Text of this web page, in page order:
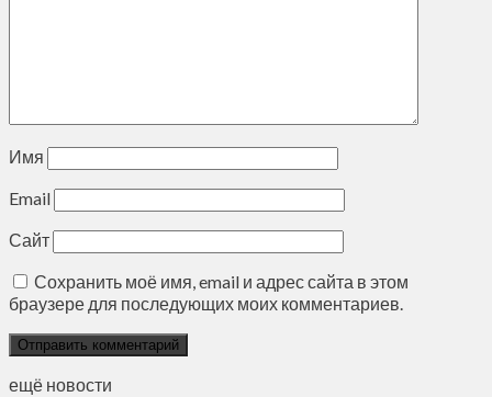
Имя
Email
Сайт
Сохранить моё имя, email и адрес сайта в этом
браузере для последующих моих комментариев.
ещё новости